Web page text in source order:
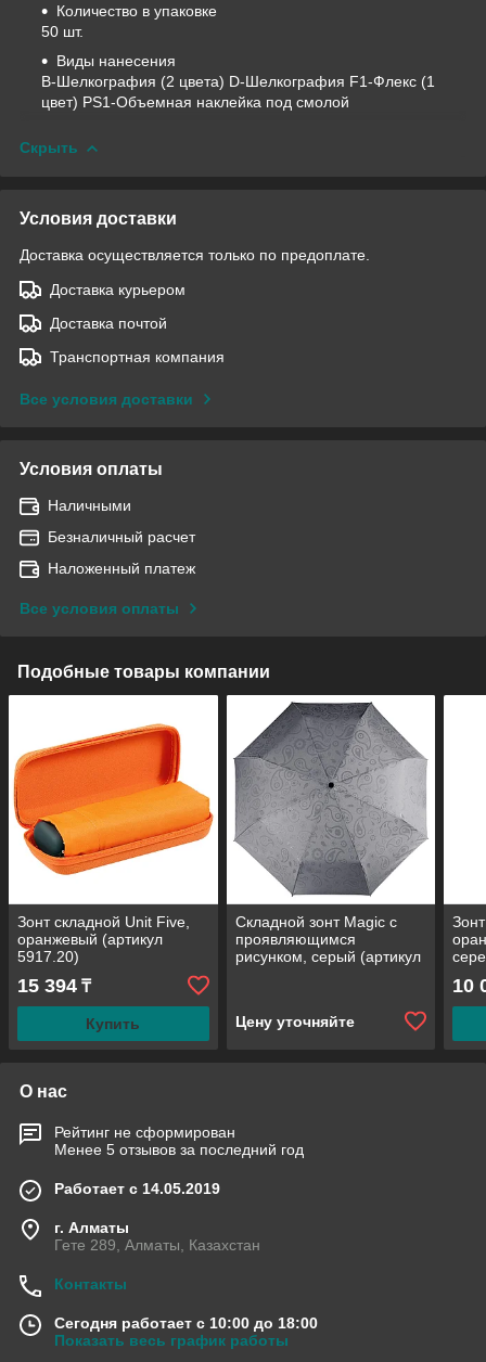
Количество в упаковке
50 шт.
Виды нанесения
B-Шелкография (2 цвета) D-Шелкография F1-Флекс (1
цвет) PS1-Объемная наклейка под смолой
Скрыть
Условия доставки
Доставка осуществляется только по предоплате.
Доставка курьером
Доставка почтой
Транспортная компания
Все условия доставки
Условия оплаты
Наличными
Безналичный расчет
Наложенный платеж
Все условия оплаты
Подобные товары компании
Зонт складной Unit Five,
оранжевый (артикул
5917.20)
15 394 ₸
Купить
Складной зонт Magic с
проявляющимся
рисунком, серый (артикул
Цену уточняйте
10
О нас
Рейтинг не сформирован
Менее 5 отзывов за последний год
Работает с 14.05.2019
г. Алматы
Гете 289, Алматы, Казахстан
Контакты
Сегодня работает с 10:00 до 18:00
Показать весь график работы